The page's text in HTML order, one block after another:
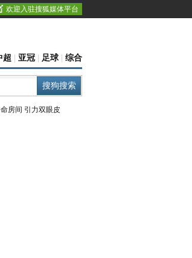
欢迎入驻搜狐媒体平台
超 亚冠 足球 综合
房间 引力双眼皮